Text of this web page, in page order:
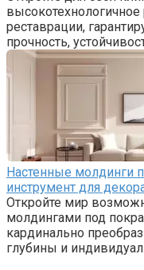
реставрации,
прочность,
Настенные молдинги
инструмент для
Откройте мир
молдингами под
кардинально
глубины и